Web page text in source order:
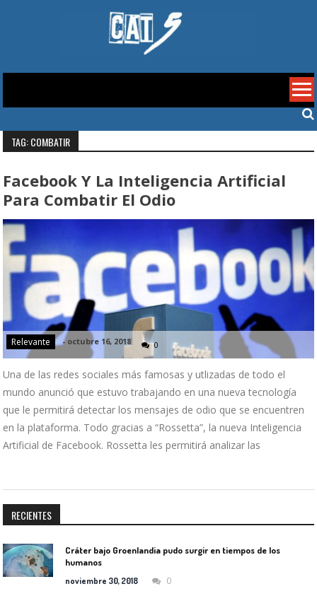
Cat 5
TAG: COMBATIR
Facebook Y La Inteligencia Artificial
Para Combatir El Odio
Relevante - octubre 16, 2018 0
Una de las redes sociales más famosas y utlizadas de todo el
mundo anunció que estuvo trabajando en una nueva tecnología
que le permitirá detectar los mensajes de odio que se encuentren
en la plataforma. Todo gracias a “Rossetta”, la nueva Inteligencia
Artificial de Facebook. Rossetta les permitirá analizar las
RECIENTES
Cráter bajo Groenlandia pudo surgir en tiempos de los
humanos
noviembre 30, 2018 0